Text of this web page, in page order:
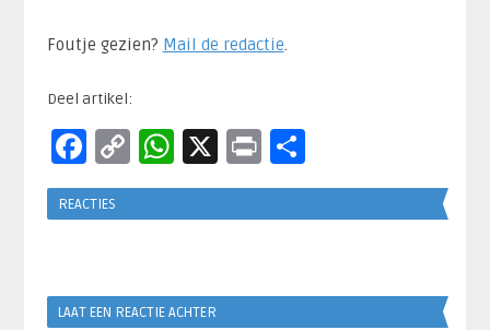
Foutje gezien? Mail de redactie.​
Deel artikel:
Facebook
Copy
Link
WhatsApp
X PrintDelen
REACTIES
LAAT EEN REACTIE ACHTER